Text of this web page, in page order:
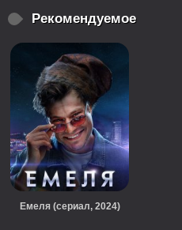
Рекомендуемое
Емеля (сериал, 2024)